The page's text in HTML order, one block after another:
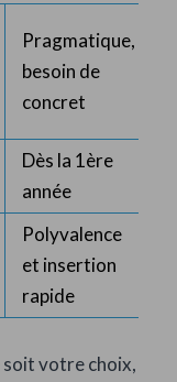
Pragmatique,
besoin de
concret
Dès la 1ère
année
Polyvalence
et insertion
rapide
soit votre choix,